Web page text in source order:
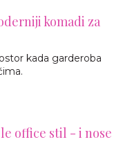
komadi za
kada garderoba
office stil - i nose